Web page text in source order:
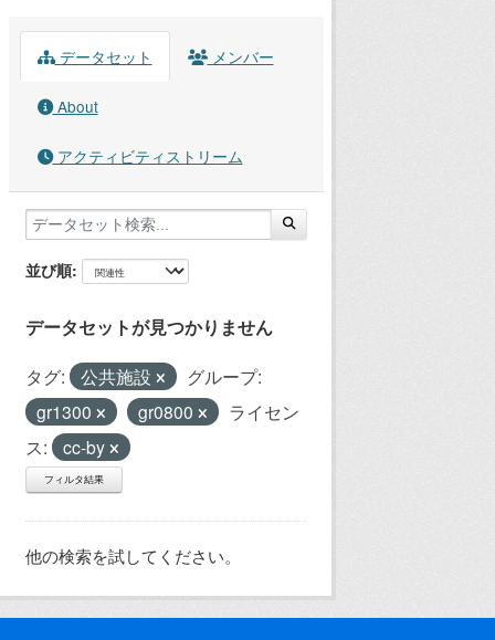
データセット メンバー
About
アクティビティストリーム
並び順
データセットが見つかりません
タグ: 公共施設
グループ:
gr1300
gr0800
ライセン
ス:
cc-by
フィルタ結果
他の検索を試してください。